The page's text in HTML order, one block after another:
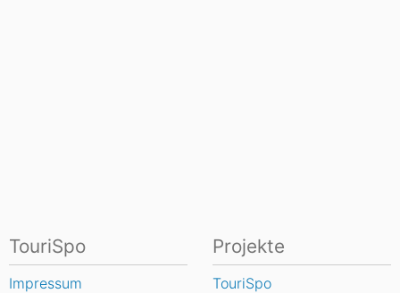
TouriSpo
Impressum
Projekte
TouriSpo